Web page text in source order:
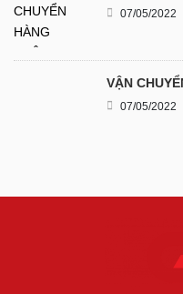
07/05/2022
VẬN
07/05/2022